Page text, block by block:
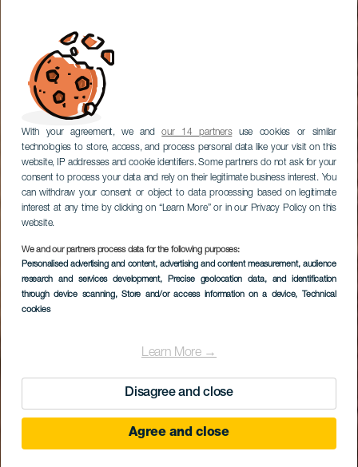
With your agreement, we andour 14 partnersuse cookies or similar
technologies to store, access, and process personal data like your visit on this
website, IP addresses and cookie identifiers. Some partners do not ask for your
consent to process your data and rely on their legitimate business interest. You
can withdraw your consent or object to data processing based on legitimate
interest at any time by clicking on “Learn More” or in our Privacy Policy on this
website.
We and our partners process data for the following purposes:
Personalised advertising and content, advertising and content measurement, audience
research and services development, Precise geolocation data, and identification
through device scanning, Store and/or access information on a device, Technical
cookies
Learn More →
Disagree and close
Agree and close
geführter Rundgang),
Antigua (Windmühle),
Betancuria und Caleta